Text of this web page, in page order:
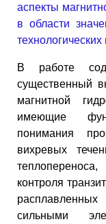
аспекты
в области
В работе
существенный
магнитной
имеющие
понимания
вихревых
контроля
расплавленных
сильными